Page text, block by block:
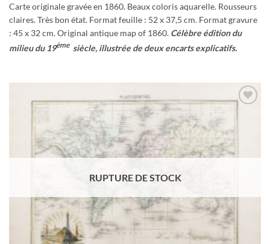
Carte originale gravée en 1860. Beaux coloris aquarelle. Rousseurs
claires. Très bon état. Format feuille : 52 x 37,5 cm. Format gravure
: 45 x 32 cm. Original antique map of 1860. Célèbre édition du
milieu du 19èmesiècle, illustrée de deux encarts explicatifs.
wishlist
RUPTURE DE STOCK